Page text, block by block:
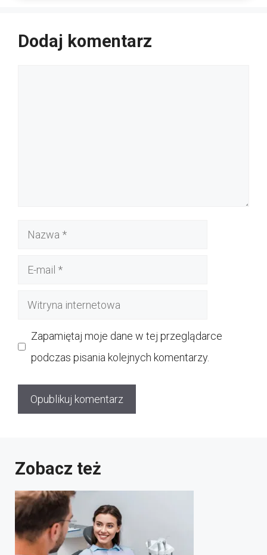
Dodaj komentarz
Nazwa
Witryna
Zapamiętaj moje dane w tej przeglądarce
podczas pisania kolejnych komentarzy.
Zobacz też